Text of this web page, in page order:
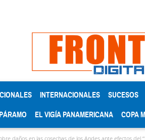
INTERNACIONALES SUCESOS
PÁRAMO EL VIGÍA PANAMERICANA COPA
cosechas de los Andes ante efectos del ‘‘Superniño’’